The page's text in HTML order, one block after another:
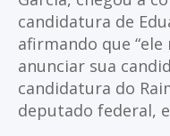
candidatura de
afirmando que
anunciar sua
candidatura do
deputado federal,